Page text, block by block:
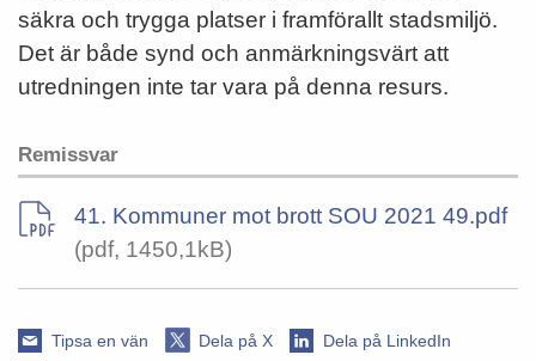
säkra och trygga platser i framförallt stadsmiljö.
Det är både synd och anmärkningsvärt att
utredningen inte tar vara på denna resurs.
Remissvar
41. Kommuner mot brott SOU 2021 49.pdf
(pdf, 1450,1kB)
Tipsa en vän Dela på X
Dela på LinkedIn